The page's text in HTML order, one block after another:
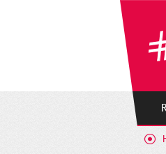
Gestion de vos préférences sur